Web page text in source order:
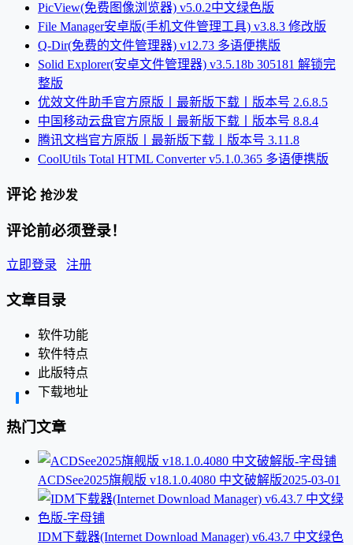
PicView(免费图像浏览器) v5.0.2中文绿色版
File Manager安卓版(手机文件管理工具) v3.8.3 修改版
Q-Dir(免费的文件管理器) v12.73 多语便携版
Solid Explorer(安卓文件管理器) v3.5.18b 305181 解锁完
整版
优效文件助手官方原版丨最新版下载丨版本号 2.6.8.5
中国移动云盘官方原版丨最新版下载丨版本号 8.8.4
腾讯文档官方原版丨最新版下载丨版本号 3.11.8
CoolUtils Total HTML Converter v5.1.0.365 多语便携版
评论 抢沙发
评论前必须登录！
立即登录 注册
文章目录
软件功能
软件特点
此版特点
下载地址
热门文章
ACDSee2025旗舰版 v18.1.0.4080 中文破解版2025-03-01
IDM下载器(Internet Download Manager) v6.43.7 中文绿色